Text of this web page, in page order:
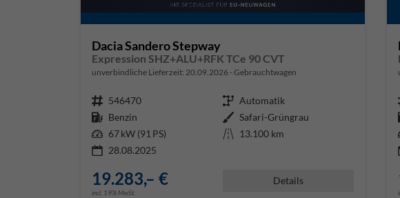
Dacia Sandero Stepway
Expression SHZ+ALU+RFK TCe 90 CVT
unverbindliche Lieferzeit: 20.09.2026 Gebrauchtwagen
Fahrzeugnr. 546470 Getriebe Automatik
Kraftstoff Benzin Außenfarbe Safari-Grüngrau
Leistung 67 kW (91 PS) Kilometerstand 13.100 km
28.08.2025
19.283,– €
incl. 19% MwSt.
Details